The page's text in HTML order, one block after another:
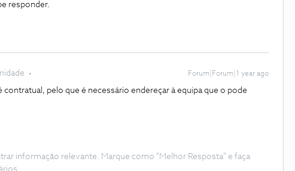
responder.
Forum|Forum|1 year ago
pelo que é necessário endereçar à equipa que o pode
informação relevante. Marque como "Melhor Resposta" e faça